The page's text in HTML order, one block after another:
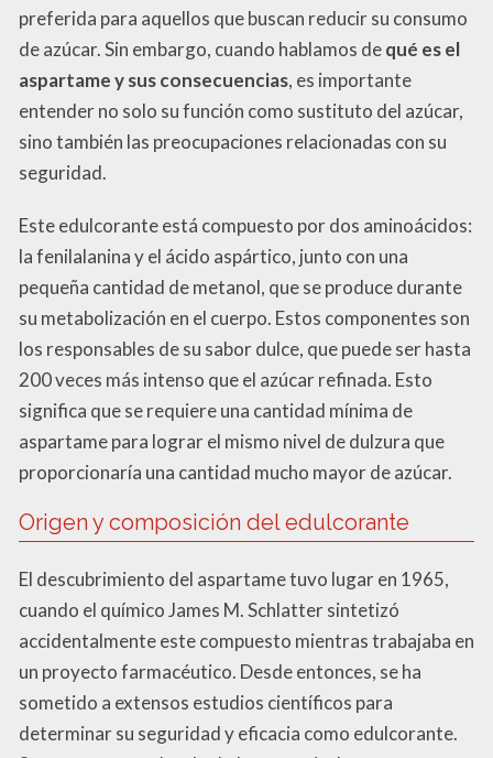
preferida para aquellos que buscan reducir su consumo
de azúcar. Sin embargo, cuando hablamos dequé es el
aspartame y sus consecuencias, es importante
entender no solo su función como sustituto del azúcar,
sino también las preocupaciones relacionadas con su
seguridad.
Este edulcorante está compuesto por dos aminoácidos:
la fenilalanina y el ácido aspártico, junto con una
pequeña cantidad de metanol, que se produce durante
su metabolización en el cuerpo. Estos componentes son
los responsables de su sabor dulce, que puede ser hasta
200 veces más intenso que el azúcar refinada. Esto
significa que se requiere una cantidad mínima de
aspartame para lograr el mismo nivel de dulzura que
proporcionaría una cantidad mucho mayor de azúcar.
Origen y composición del edulcorante
El descubrimiento del aspartame tuvo lugar en 1965,
cuando el químico James M. Schlatter sintetizó
accidentalmente este compuesto mientras trabajaba en
un proyecto farmacéutico. Desde entonces, se ha
sometido a extensos estudios científicos para
determinar su seguridad y eficacia como edulcorante.